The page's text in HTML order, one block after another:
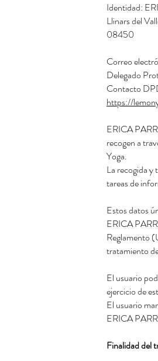
Identidad:
Llinars del
08450
Correo
Delegado
Contacto
https://
ERICA
recogen a
Yoga.
La recogida y
tareas de
Estos datos
ERICA
Reglamento
tratamiento
El usuario
ejercicio de
El usuario
ERICA
Finalidad del